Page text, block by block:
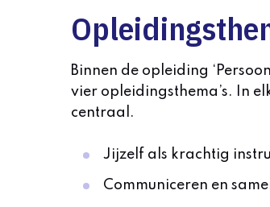
Binnen de opleiding
vier opleidingsthema’s. In
centraal.
Jijzelf als krachtig
Communiceren en